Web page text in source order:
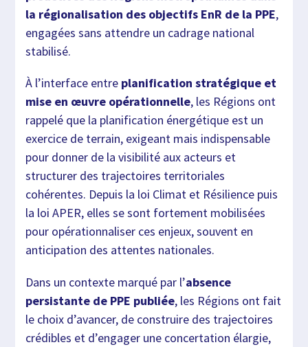
la régionalisation des objectifs EnR de la PPE,
engagées sans attendre un cadrage national
stabilisé.
À l’interface entre planification stratégique et
mise en œuvre opérationnelle, les Régions ont
rappelé que la planification énergétique est un
exercice de terrain, exigeant mais indispensable
pour donner de la visibilité aux acteurs et
structurer des trajectoires territoriales
cohérentes. Depuis la loi Climat et Résilience puis
la loi APER, elles se sont fortement mobilisées
pour opérationnaliser ces enjeux, souvent en
anticipation des attentes nationales.
Dans un contexte marqué par l’absence
persistante de PPE publiée, les Régions ont fait
le choix d’avancer, de construire des trajectoires
crédibles et d’engager une concertation élargie,